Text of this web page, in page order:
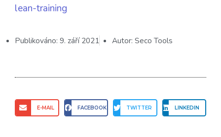
lean-training
Publikováno: 9. září 2021 Autor: Seco Tools
E-MAIL FACEBOOK TWITTER LINKEDIN